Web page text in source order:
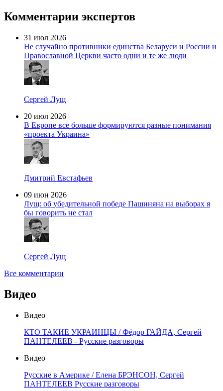
Комментарии экспертов
31 июл 2026
Не случайно противники единства Беларуси и России и
Православной Церкви часто одни и те же люди
Сергей Лущ
20 июл 2026
В Европе все больше формируются разные понимания
«проекта Украина»
Дмитрий Евстафьев
09 июн 2026
Лущ: об убедительной победе Пашиняна на выборах я
бы говорить не стал
Сергей Лущ
Все комментарии
Видео
Видео
КТО ТАКИЕ УКРАИНЦЫ / Фёдор ГАЙДА, Сергей
ПАНТЕЛЕЕВ - Русские разговоры
Видео
Русские в Америке / Елена БРЭНСОН, Сергей
ПАНТЕЛЕЕВ Русские разговоры